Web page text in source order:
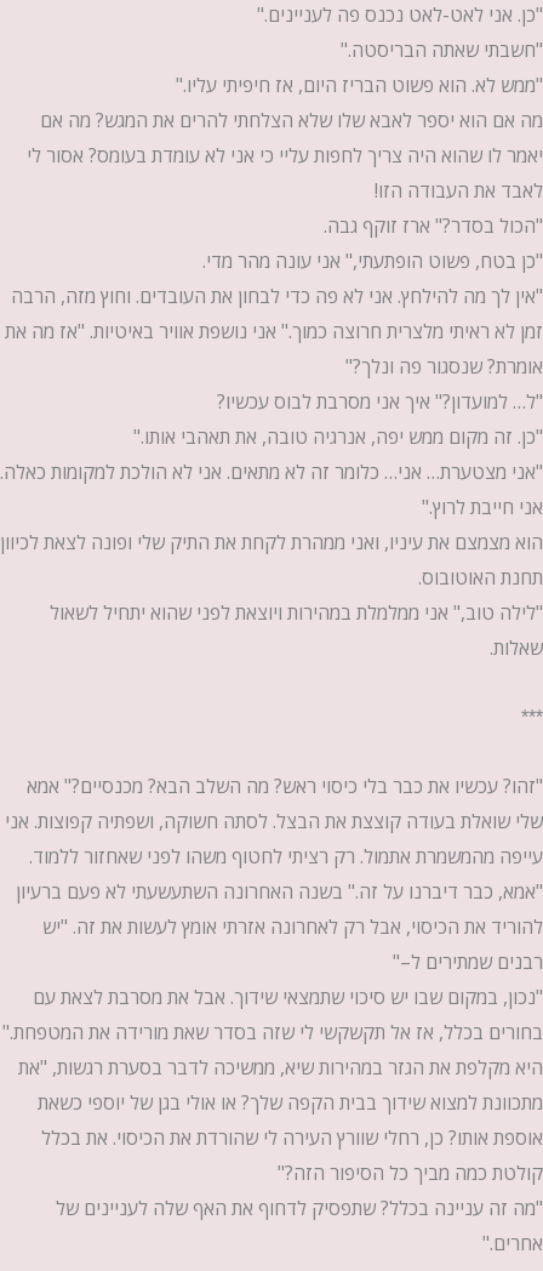
"כן. אני לאט-לאט נכנס פה לעניינים."
"חשבתי שאתה הבריסטה."
"ממש לא. הוא פשוט הבריז היום, אז חיפיתי עליו."
מה אם הוא יספר לאבא שלו שלא הצלחתי להרים את המגש? מה אם
יאמר לו שהוא היה צריך לחפות עליי כי אני לא עומדת בעומס? אסור לי
לאבד את העבודה הזו!
"הכול בסדר?" ארז זוקף גבה.
"כן בטח, פשוט הופתעתי," אני עונה מהר מדי.
"אין לך מה להילחץ. אני לא פה כדי לבחון את העובדים. וחוץ מזה, הרבה
זמן לא ראיתי מלצרית חרוצה כמוך." אני נושפת אוויר באיטיות. "אז מה את
אומרת? שנסגור פה ונלך?"
"ל… למועדון?" איך אני מסרבת לבוס עכשיו?
"כן. זה מקום ממש יפה, אנרגיה טובה, את תאהבי אותו."
"אני מצטערת… אני… כלומר זה לא מתאים. אני לא הולכת למקומות כאלה.
אני חייבת לרוץ."
הוא מצמצם את עיניו, ואני ממהרת לקחת את התיק שלי ופונה לצאת לכיוון
תחנת האוטובוס.
"לילה טוב," אני ממלמלת במהירות ויוצאת לפני שהוא יתחיל לשאול
שאלות.
***
"זהו? עכשיו את כבר בלי כיסוי ראש? מה השלב הבא? מכנסיים?" אמא
שלי שואלת בעודה קוצצת את הבצל. לסתה חשוקה, ושפתיה קפוצות. אני
עייפה מהמשמרת אתמול. רק רציתי לחטוף משהו לפני שאחזור ללמוד.
"אמא, כבר דיברנו על זה." בשנה האחרונה השתעשעתי לא פעם ברעיון
להוריד את הכיסוי, אבל רק לאחרונה אזרתי אומץ לעשות את זה. "יש
רבנים שמתירים ל–"
"נכון, במקום שבו יש סיכוי שתמצאי שידוך. אבל את מסרבת לצאת עם
בחורים בכלל, אז אל תקשקשי לי שזה בסדר שאת מורידה את המטפחת."
היא מקלפת את הגזר במהירות שיא, ממשיכה לדבר בסערת רגשות, "את
מתכוונת למצוא שידוך בבית הקפה שלך? או אולי בגן של יוספי כשאת
אוספת אותו? כן, רחלי שוורץ העירה לי שהורדת את הכיסוי. את בכלל
קולטת כמה מביך כל הסיפור הזה?"
"מה זה עניינה בכלל? שתפסיק לדחוף את האף שלה לעניינים של
אחרים."